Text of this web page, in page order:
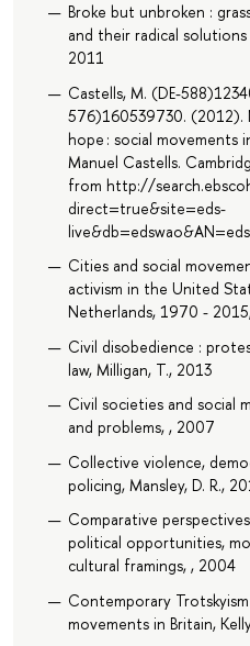
Broke but unbroken :
and their radical
2011
Castells, M. (DE-
576)160539730. (2012).
hope : social
Manuel Castells.
from http://
direct=true&site=eds-
Cities and social
activism in the United
Netherlands, 1970 -
Civil disobedience :
law, Milligan, T., 2013
Civil societies and social
and problems, , 2007
Collective violence,
policing, Mansley, D. R.,
Comparative
political opportunities,
cultural framings, , 2004
Contemporary
movements in Britain,